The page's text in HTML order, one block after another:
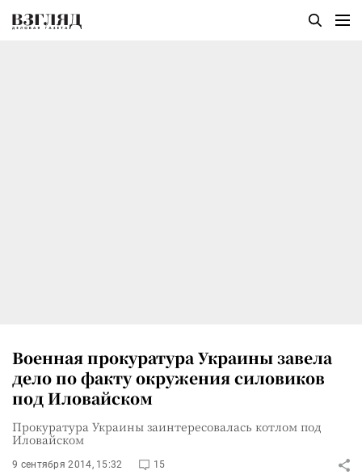
Военная прокуратура Украины завела
дело по факту окружения силовиков
под Иловайском
Прокуратура Украины заинтересовалась котлом под
Иловайском
9 сентября 2014, 15:32 15